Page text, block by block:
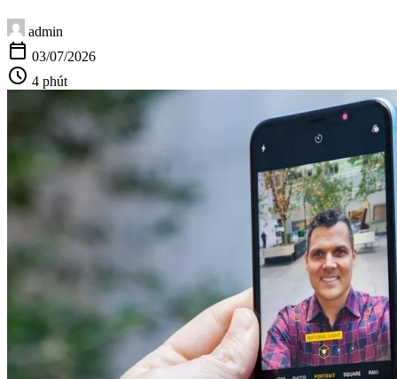
admin
calendar_today 03/07/2026
schedule 4 phút